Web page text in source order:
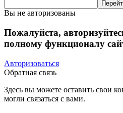
Вы не авторизованы
Пожалуйста,
полному функционалу
Авторизоваться
Обратная связь
Здесь вы можете оставить свои
могли связаться с вами.